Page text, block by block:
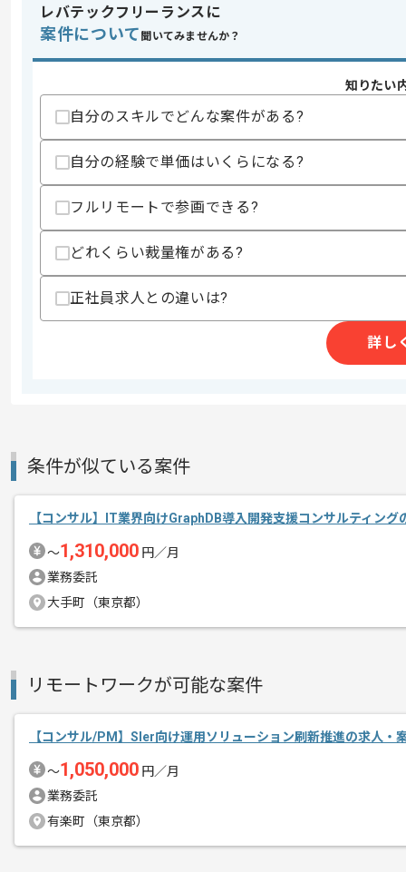
スキル
求めるスキル
・ロジ領域(販売や在庫管理)領域に関す
・分析プロジェクト参画経験
・大手コンサルティングファーム所属
・ITコンサル経験
歓迎スキル
・SAPに関する知見
スキルに不安がある方へ
その他募集要項
商談回数
2025/05/01
メント
複数案件を保有している企業ですので、
新しいアイディアや技術を積極的に導入
経験豊富なエンジニアと成長が出来る
基本的には一部リモート作業を見込んで
レバテックフリーランスに
案件について 聞いてみませんか？
知りたい
自分のスキルでどんな案件がある?
自分の経験で単価はいくらになる?
フルリモートで参画できる?
どれくらい裁量権がある?
正社員求人との違いは?
詳し
条件が似ている案件
【コンサル】IT業界向けGraphDB導入開発支援コンサルティング
〜1,310,000 円／月
業務委託
大手町（東京都）
リモートワークが可能な案件
【コンサル/PM】SIer向け運用ソリューション刷新推進の求人・
〜1,050,000 円／月
業務委託
有楽町（東京都）